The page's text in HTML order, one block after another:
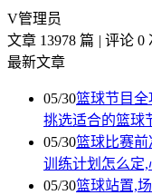
V管理员
文章 13978 篇
评论 0
最新文章
05/30篮球节目
挑选适合的篮球
05/30篮球比赛前
训练计划怎么定
05/30篮球站置,